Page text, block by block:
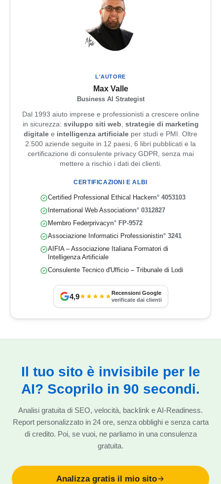
L'AUTORE
Max Valle
Business AI Strategist
Dal 1993 aiuto imprese e professionisti a crescere online
in sicurezza: sviluppo siti web, strategie di marketing
digitale e intelligenza artificiale per studi e PMI. Oltre
2.500 aziende seguite in 12 paesi, 6 libri pubblicati e la
certificazione di consulente privacy GDPR, senza mai
mettere a rischio i dati dei clienti.
CERTIFICAZIONI E ALBI
Certified Professional Ethical Hackern° 4053103
International Web Associationn° 0312827
Membro Federprivacyn° FP-9572
Associazione Informatici Professionistin° 3241
AIFIA – Associazione Italiana Formatori di
Intelligenza Artificiale
Consulente Tecnico d'Ufficio – Tribunale di Lodi
4,9
Recensioni Google
verificate dai clienti
Il tuo sito è invisibile per le
AI? Scoprilo in 90 secondi.
Analisi gratuita di SEO, velocità, backlink e AI-Readiness.
Report personalizzato in 24 ore, senza obblighi e senza carta
di credito. Poi, se vuoi, ne parliamo in una consulenza
gratuita.
Analizza gratis il mio sito